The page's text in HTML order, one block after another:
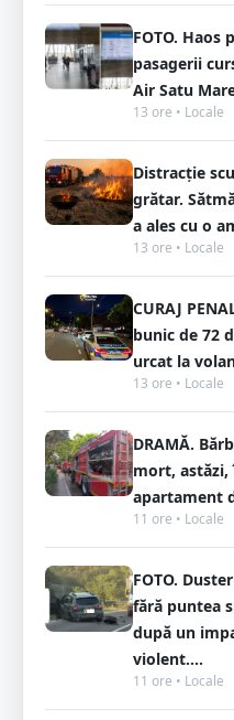
FOTO. Haos
pasagerii
Air Satu
13 ore • Locale
Distracție
grătar.
a ales cu o
13 ore • Locale
CURAJ
bunic de 72
urcat la
13 ore • Locale
DRAMĂ.
mort,
apartament
11 ore • Locale
FOTO.
fără puntea
după un
violent....
11 ore • Locale